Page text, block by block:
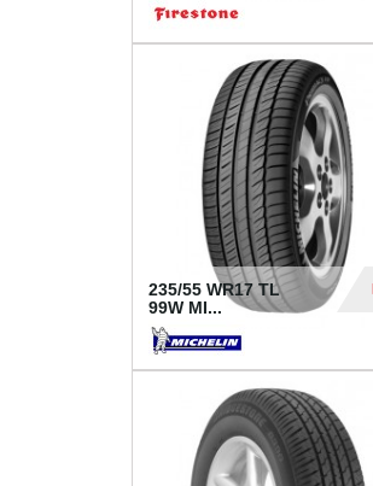
235/55 WR17 TL
99W MI...